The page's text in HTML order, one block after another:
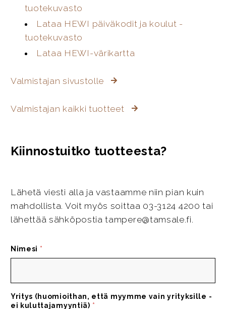
tuotekuvasto
Lataa HEWI päiväkodit ja koulut -
tuotekuvasto
Lataa HEWI-värikartta
Valmistajan sivustolle
Valmistajan kaikki tuotteet
Kiinnostuitko tuotteesta?
Lähetä viesti alla ja vastaamme niin pian kuin
mahdollista. Voit myös soittaa 03-3124 4200 tai
lähettää sähköpostia tampere@tamsale.fi.
Nimesi *
Yritys (huomioithan, että myymme vain yrityksille -
ei kuluttajamyyntiä) *